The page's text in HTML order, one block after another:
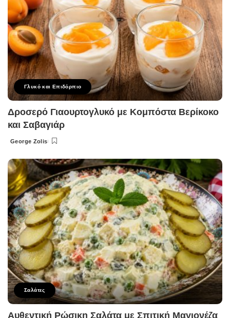
Γλυκό και Επιδόρπιο
Δροσερό Γιαουρτογλυκό με Κομπόστα Βερίκοκο
και Σαβαγιάρ
Posted
George Zolis
Σαλάτες
Αυθεντική Ρώσικη Σαλάτα με Σπιτική Μαγιονέζα